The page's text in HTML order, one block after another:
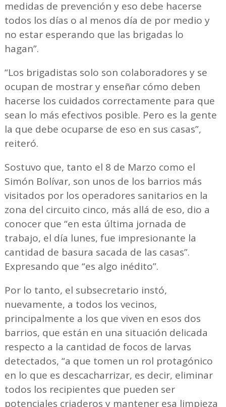
medidas de prevención y eso debe hacerse
todos los días o al menos día de por medio y
no estar esperando que las brigadas lo
hagan”.
“Los brigadistas solo son colaboradores y se
ocupan de mostrar y enseñar cómo deben
hacerse los cuidados correctamente para que
sean lo más efectivos posible. Pero es la gente
la que debe ocuparse de eso en sus casas”,
reiteró.
Sostuvo que, tanto el 8 de Marzo como el
Simón Bolívar, son unos de los barrios más
visitados por los operadores sanitarios en la
zona del circuito cinco, más allá de eso, dio a
conocer que “en esta última jornada de
trabajo, el día lunes, fue impresionante la
cantidad de basura sacada de las casas”.
Expresando que “es algo inédito”.
Por lo tanto, el subsecretario instó,
nuevamente, a todos los vecinos,
principalmente a los que viven en esos dos
barrios, que están en una situación delicada
respecto a la cantidad de focos de larvas
detectados, “a que tomen un rol protagónico
en lo que es descacharrizar, es decir, eliminar
todos los recipientes que pueden ser
potenciales criaderos y mantener esa limpieza